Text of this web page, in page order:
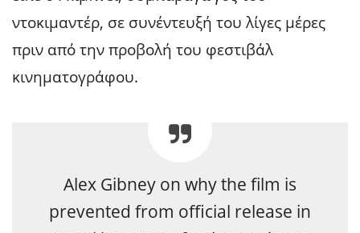
ντοκιμαντέρ, σε συνέντευξή του λίγες μέρες
πριν από την προβολή του φεστιβάλ
κινηματογράφου.
Alex Gibney on why the film is
prevented from official release in